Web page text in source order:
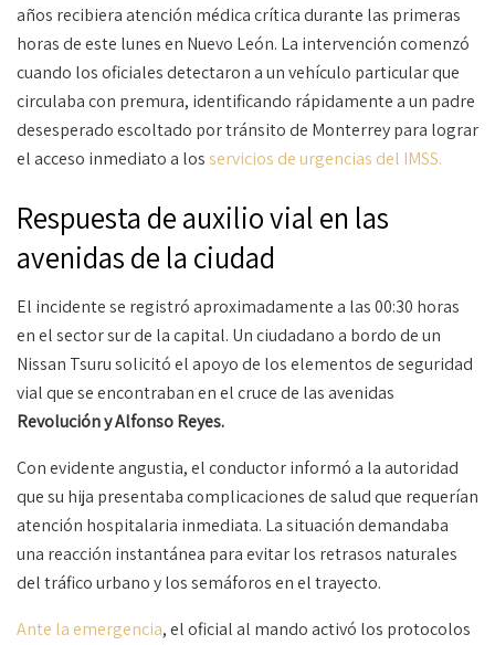
años recibiera atención médica crítica durante las primeras
horas de este lunes en Nuevo León. La intervención comenzó
cuando los oficiales detectaron a un vehículo particular que
circulaba con premura, identificando rápidamente a un padre
desesperado escoltado por tránsito de Monterrey para lograr
el acceso inmediato a losservicios de urgencias del IMSS.
Respuesta de auxilio vial en las
avenidas de la ciudad
El incidente se registró aproximadamente a las 00:30 horas
en el sector sur de la capital. Un ciudadano a bordo de un
Nissan Tsuru solicitó el apoyo de los elementos de seguridad
vial que se encontraban en el cruce de las avenidas
Revolución y Alfonso Reyes.
Con evidente angustia, el conductor informó a la autoridad
que su hija presentaba complicaciones de salud que requerían
atención hospitalaria inmediata. La situación demandaba
una reacción instantánea para evitar los retrasos naturales
del tráfico urbano y los semáforos en el trayecto.
Ante la emergencia, el oficial al mando activó los protocolos